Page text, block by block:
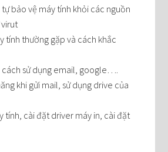
bảo vệ máy tính khỏi các nguồn
tính thường gặp và cách khắc
cách sử dụng email, google….
khi gửi mail, sử dụng drive của
tính, cài đặt driver máy in, cài đặt